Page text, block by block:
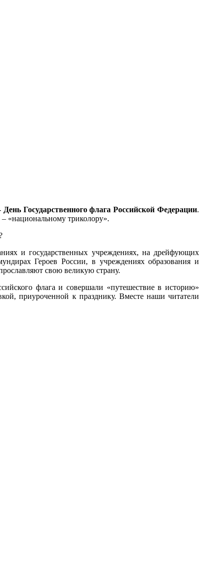
День Государственного флага Российской Федерации.
«национальному триколору».
и государственных учреждениях, на дрейфующих
Героев России, в учреждениях образования и
свою великую страну.
флага и совершали «путешествие в историю»
приуроченной к празднику. Вместе наши читатели